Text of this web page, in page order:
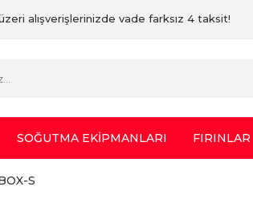
alışverişlerinizde vade farksız 4 taksit!
SOĞUTMA EKİPMANLARI FIRINLAR
S